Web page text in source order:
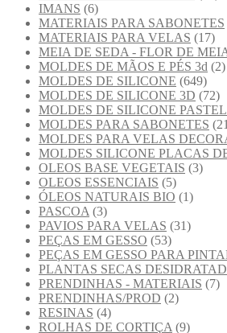
IMANS (6)
MATERIAIS PARA SABONETES
MATERIAIS PARA VELAS (17)
MEIA DE SEDA - FLOR DE
MOLDES DE MÃOS E PÉS 3d (2)
MOLDES DE SILICONE (649)
MOLDES DE SILICONE 3D (72)
MOLDES DE SILICONE
MOLDES PARA SABONETES
MOLDES PARA VELAS
MOLDES SILICONE PLACAS
OLEOS BASE VEGETAIS (3)
OLEOS ESSENCIAIS (5)
ÓLEOS NATURAIS BIO (1)
PASCOA (3)
PAVIOS PARA VELAS (31)
PEÇAS EM GESSO (53)
PEÇAS EM GESSO PARA
PLANTAS SECAS
PRENDINHAS - MATERIAIS (7)
PRENDINHAS/PROD (2)
RESINAS (4)
ROLHAS DE CORTIÇA (9)